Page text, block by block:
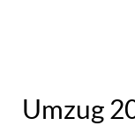
Umzug